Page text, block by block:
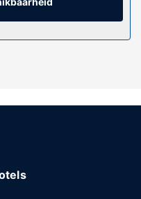
de spa bezoekt. Je
kiosken.
een van de 3